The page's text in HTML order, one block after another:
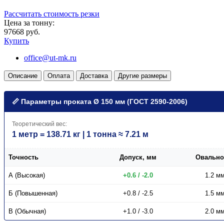
Рассчитать стоимость резки
Цена за тонну:
97668 руб.
Купить
office@ut-mk.ru
Описание Оплата Доставка Другие размеры
📏 Параметры проката Ø 150 мм (ГОСТ 2590-2006)
Теоретический вес:
1 метр = 138.71 кг | 1 тонна ≈ 7.21 м
Точность Допуск, мм
А (Высокая) +0.6 / -2.0 1.2 мм
Б (Повышенная) +0.8 / -2.5 1.5 мм
В (Обычная) +1.0 / -3.0 2.0 мм